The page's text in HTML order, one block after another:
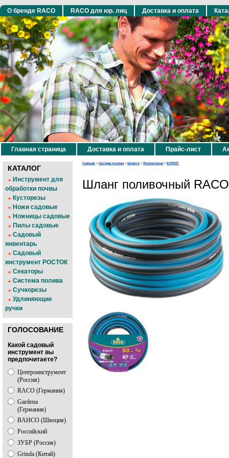
О бренде RACO RACO для юр. лиц Доставка и оплата
Главная страница Доставка и оплата Прайс-лист
КАТАЛОГ
Инструмент для
обработки почвы
Кусторезы
Ножи садовые
Ножницы садовые
Пилы садовые
Садовый
инвентарь
Садовый
инструмент РОСТОК
Секаторы
Система полива
Сучкорезы
Удлиняющие
ручки
ГОЛОСОВАНИЕ
Какой садовый
инструмент вы
предпочитаете?
Центроинструмент
(Россия)
RACO (Германия)
Gardena
(Германия)
BAHCO (Швеция)
Российский
ЗУБР (Россия)
Grinda (Китай)
Главная » Система полива » Шланги » Поливочные » EXPERT
Шланг поливочный